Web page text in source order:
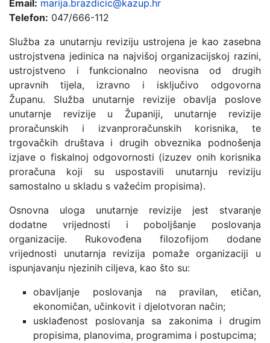
Email: marija.brazdicic@kazup.hr
Telefon: 047/666-112
Služba za unutarnju reviziju ustrojena je kao zasebna
ustrojstvena jedinica na najvišoj organizacijskoj razini,
ustrojstveno i funkcionalno neovisna od drugih
upravnih tijela, izravno i isključivo odgovorna
Županu. Služba unutarnje revizije obavlja poslove
unutarnje revizije u Županiji, unutarnje revizije
proračunskih i izvanproračunskih korisnika, te
trgovačkih društava i drugih obveznika podnošenja
izjave o fiskalnoj odgovornosti (izuzev onih korisnika
proračuna koji su uspostavili unutarnju reviziju
samostalno u skladu s važećim propisima).
Osnovna uloga unutarnje revizije jest stvaranje
dodatne vrijednosti i poboljšanje poslovanja
organizacije. Rukovođena filozofijom dodane
vrijednosti unutarnja revizija pomaže organizaciji u
ispunjavanju njezinih ciljeva, kao što su:
obavljanje poslovanja na pravilan, etičan,
ekonomičan, učinkovit i djelotvoran način;
usklađenost poslovanja sa zakonima i drugim
propisima, planovima, programima i postupcima;